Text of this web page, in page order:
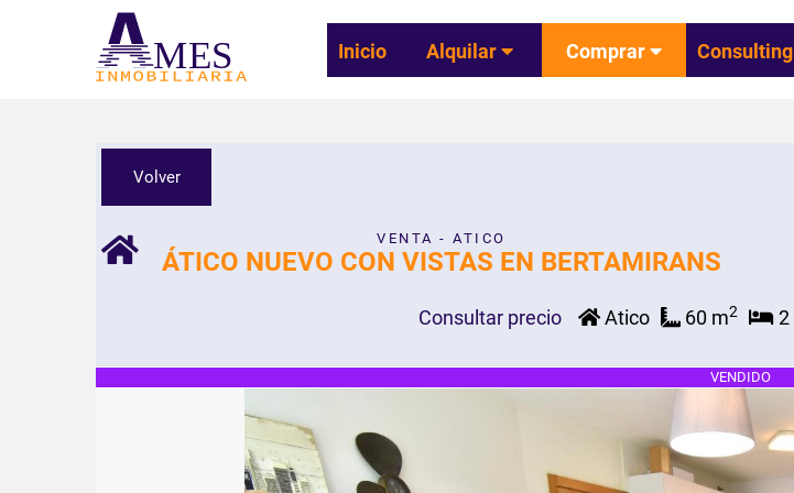
MES Inicio Alquilar Comprar Consulting
Volver
VENTA - ATICO
ÁTICO NUEVO CON VISTAS EN BERTAMIRANS
Consultar precio Atico 60 m2 2
VENDIDO